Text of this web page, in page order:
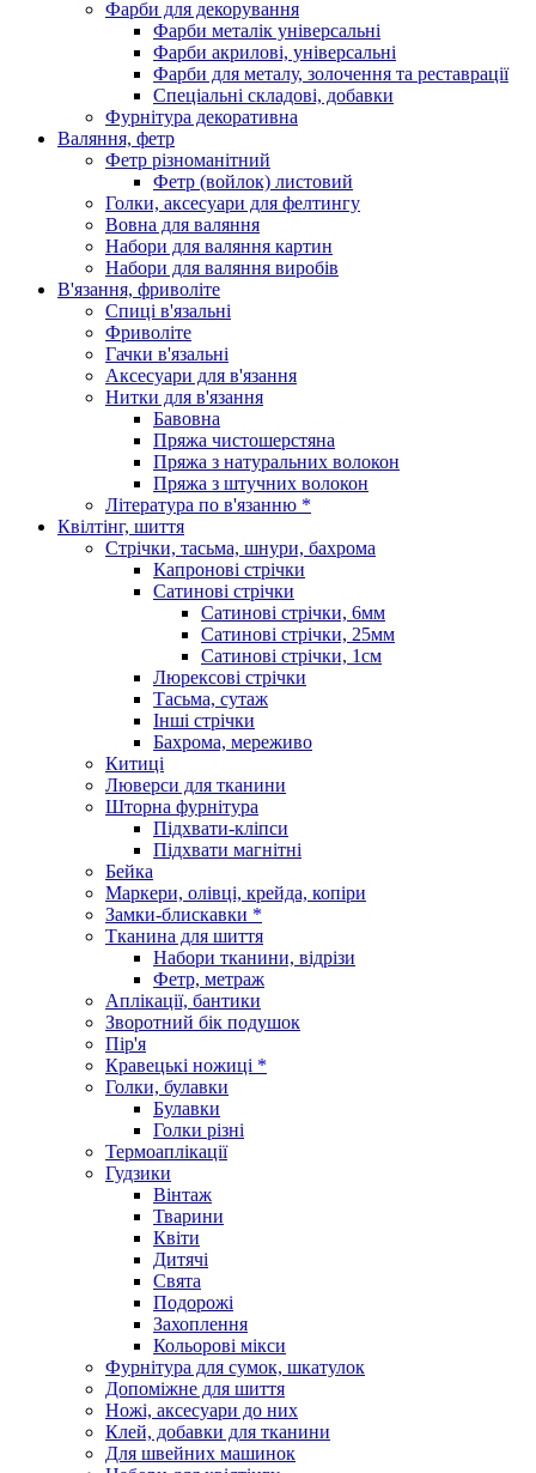
Фарби для декорування
Фарби металік універсальні
Фарби акрилові, універсальні
Фарби для металу, золочення та реставрації
Спеціальні складові, добавки
Фурнітура декоративна
Валяння, фетр
Фетр різноманітний
Фетр (войлок) листовий
Голки, аксесуари для фелтингу
Вовна для валяння
Набори для валяння картин
Набори для валяння виробів
В'язання, фриволіте
Спиці в'язальні
Фриволіте
Гачки в'язальні
Аксесуари для в'язання
Нитки для в'язання
Бавовна
Пряжа чистошерстяна
Пряжа з натуральних волокон
Пряжа з штучних волокон
Література по в'язанню *
Квілтінг, шиття
Стрічки, тасьма, шнури, бахрома
Капронові стрічки
Сатинові стрічки
Сатинові стрічки, 6мм
Сатинові стрічки, 25мм
Сатинові стрічки, 1см
Люрексові стрічки
Тасьма, сутаж
Інші стрічки
Бахрома, мереживо
Китиці
Люверси для тканини
Шторна фурнітура
Підхвати-кліпси
Підхвати магнітні
Бейка
Маркери, олівці, крейда, копіри
Замки-блискавки *
Тканина для шиття
Набори тканини, відрізи
Фетр, метраж
Аплікації, бантики
Зворотний бік подушок
Пір'я
Кравецькі ножиці *
Голки, булавки
Булавки
Голки різні
Термоаплікації
Гудзики
Вінтаж
Тварини
Квіти
Дитячі
Свята
Подорожі
Захоплення
Кольорові мікси
Фурнітура для сумок, шкатулок
Допоміжне для шиття
Ножі, аксесуари до них
Клей, добавки для тканини
Для швейних машинок